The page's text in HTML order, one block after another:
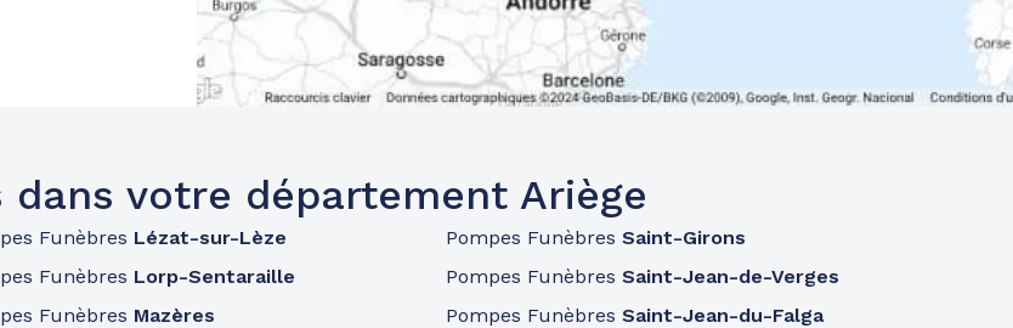
dans votre département Ariège
Funèbres Lézat-sur-Lèze
Funèbres Lorp-Sentaraille
Funèbres Mazères
Pompes FunèbresSaint-Girons
Pompes FunèbresSaint-Jean-de-Verges
Pompes FunèbresSaint-Jean-du-Falga